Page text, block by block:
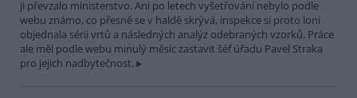
ji převzalo ministerstvo. Ani po letech vyšetřování nebylo podle
webu známo, co přesně se v haldě skrývá, inspekce si proto loni
objednala sérii vrtů a následných analýz odebraných vzorků. Práce
ale měl podle webu minulý měsíc zastavit šéf úřadu Pavel Straka
pro jejich nadbytečnost.